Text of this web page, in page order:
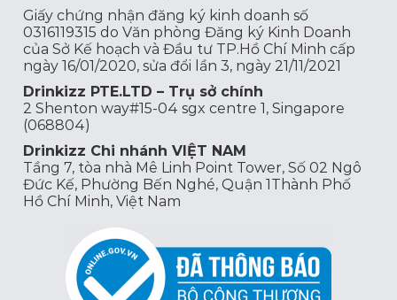
Giấy chứng nhận đăng ký kinh doanh số
0316119315 do Văn phòng Đăng ký Kinh Doanh
của Sở Kế hoạch và Đầu tư TP.Hồ Chí Minh cấp
ngày 16/01/2020, sửa đổi lần 3, ngày 21/11/2021
Drinkizz PTE.LTD – Trụ sở chính
2 Shenton way#15-04 sgx centre 1, Singapore
(068804)
Drinkizz Chi nhánh VIỆT NAM
Tầng 7, tòa nhà Mê Linh Point Tower, Số 02 Ngô
Đức Kế, Phường Bến Nghé, Quận 1Thành Phố
Hồ Chí Minh, Việt Nam